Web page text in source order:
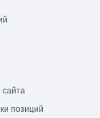
позиций